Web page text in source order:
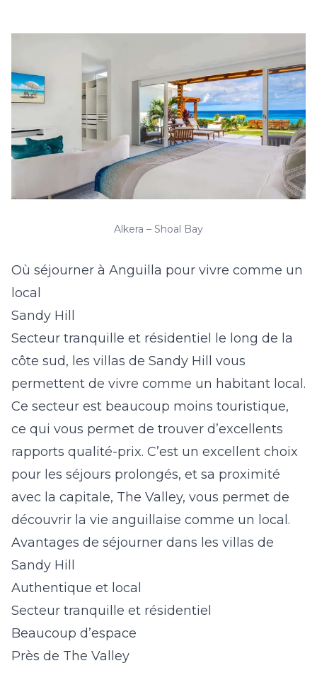
Alkera – Shoal Bay
Où séjourner à Anguilla pour vivre comme un
local
Sandy Hill
Secteur tranquille et résidentiel le long de la
côte sud, les villas de Sandy Hill
vous
permettent de vivre comme un habitant local.
Ce secteur est beaucoup moins touristique,
ce qui vous permet de trouver d’excellents
rapports qualité-prix. C’est un excellent choix
pour les séjours prolongés, et sa proximité
avec la capitale, The Valley, vous permet de
découvrir la vie anguillaise comme un local.
Avantages de séjourner dans les villas de
Sandy Hill
Authentique et local
Secteur tranquille et résidentiel
Beaucoup d’espace
Près de The Valley